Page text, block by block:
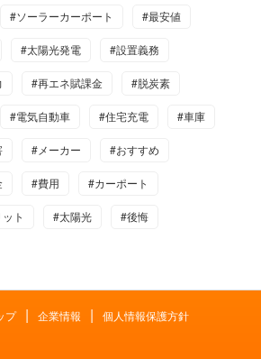
#ソーラーカーポート #最安値
#太陽光発電 #設置義務
#再エネ賦課金 #脱炭素
#電気自動車 #住宅充電 #車庫
#メーカー #おすすめ
#費用 #カーポート
ト #太陽光 #後悔
プ | 企業情報 | 個人情報保護方針